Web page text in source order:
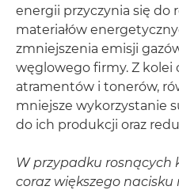
energii przyczynia się do
materiałów
zmniejszenia emisji
węglowego firmy. Z kolei
atramentów i tonerów,
mniejsze wykorzystanie
do ich produkcji oraz
W przypadku rosnących
coraz większego